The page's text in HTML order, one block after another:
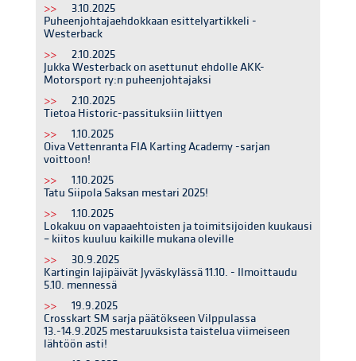
>>
3.10.2025
Puheenjohtajaehdokkaan esittelyartikkeli -
Westerback
>>
2.10.2025
Jukka Westerback on asettunut ehdolle AKK-
Motorsport ry:n puheenjohtajaksi
>>
2.10.2025
Tietoa Historic-passituksiin liittyen
>>
1.10.2025
Oiva Vettenranta FIA Karting Academy -sarjan
voittoon!
>>
1.10.2025
Tatu Siipola Saksan mestari 2025!
>>
1.10.2025
Lokakuu on vapaaehtoisten ja toimitsijoiden kuukausi
– kiitos kuuluu kaikille mukana oleville
>>
30.9.2025
Kartingin lajipäivät Jyväskylässä 11.10. - Ilmoittaudu
5.10. mennessä
>>
19.9.2025
Crosskart SM sarja päätökseen Vilppulassa
13.-14.9.2025 mestaruuksista taistelua viimeiseen
lähtöön asti!